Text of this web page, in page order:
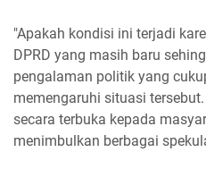
"Apakah kondisi ini terjadi
DPRD yang masih baru
pengalaman politik yang
memengaruhi situasi
secara terbuka kepada
menimbulkan berbagai